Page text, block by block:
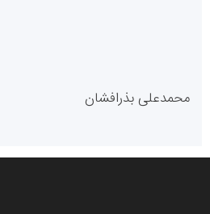
پایگاه خبری گفتمان یزد
محمدعلی بذرافشان